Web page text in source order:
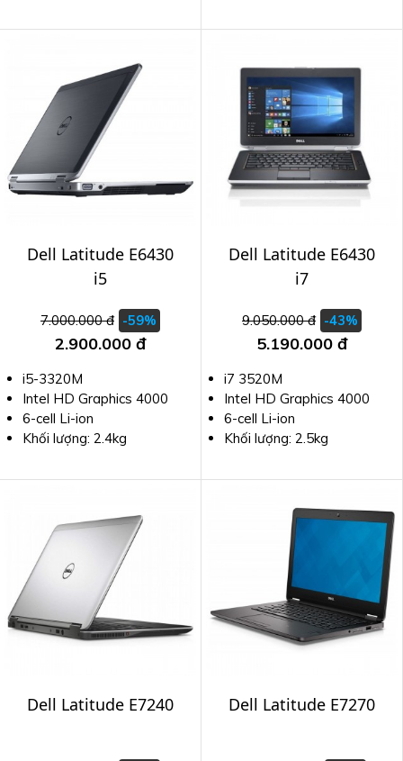
Dell Latitude E6430
i5
7.000.000 đ -59%
2.900.000 đ
i5-3320M
Intel HD Graphics 4000
6-cell Li-ion
Khối lượng: 2.4kg
Dell Latitude E6430
i7
9.050.000 đ -43%
5.190.000 đ
i7 3520M
Intel HD Graphics 4000
6-cell Li-ion
Khối lượng: 2.5kg
Dell Latitude E7240 Dell Latitude E7270